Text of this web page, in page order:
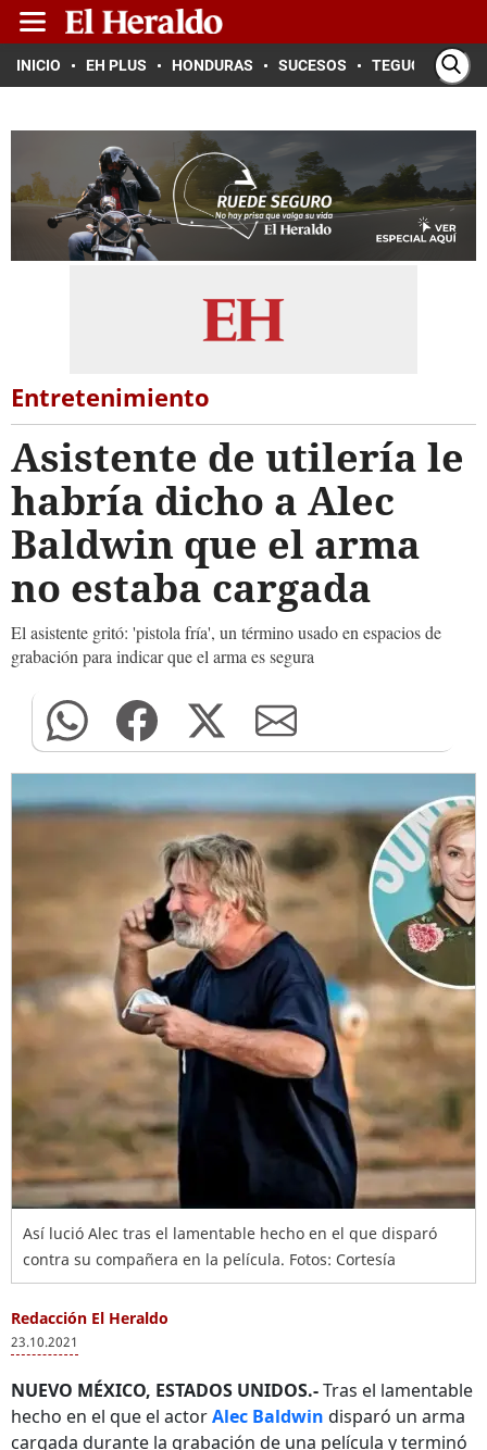
INICIO EH PLUS HONDURAS SUCESOS TEGUCIGALPA
Entretenimiento
Asistente de utilería le
habría dicho a Alec
Baldwin que el arma
no estaba cargada
El asistente gritó: 'pistola fría', un término usado en espacios de
grabación para indicar que el arma es segura
Así lució Alec tras el lamentable hecho en el que disparó
contra su compañera en la película. Fotos: Cortesía
Redacción El Heraldo
23.10.2021
NUEVO MÉXICO, ESTADOS UNIDOS.-Tras el lamentable
hecho en el que el actorAlec Baldwin disparó un arma
cargada durante la grabación de una película y terminó